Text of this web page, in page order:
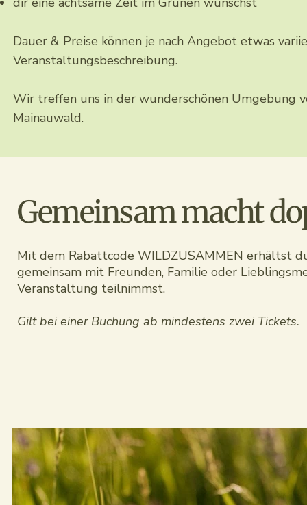
Dauer & Preise können je nach Angebot etwas
Veranstaltungsbeschreibung.
Wir treffen uns in der wunderschönen Umgebung
Mainauwald.
Gemeinsam macht
Mit dem Rabattcode WILDZUSAMMEN erhältst
gemeinsam mit Freunden, Familie oder
Veranstaltung teilnimmst.
Gilt bei einer Buchung ab mindestens zwei Tickets.